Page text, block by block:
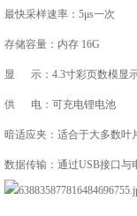
最快采样速率：5μs一次
存储容量：内存 16G
显 示：4.3寸彩页数模显
供 电：可充电锂电池
暗适应夹：适合于大多数叶
数据传输：通过USB接口与